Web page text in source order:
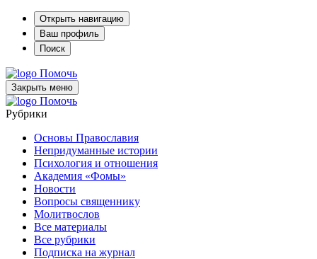
Открыть навигацию
Ваш профиль
Поиск
Помочь
Закрыть меню
Помочь
Рубрики
Основы Православия
Непридуманные истории
Психология и отношения
Академия «Фомы»
Новости
Вопросы священнику
Молитвослов
Все материалы
Все рубрики
Подписка на журнал